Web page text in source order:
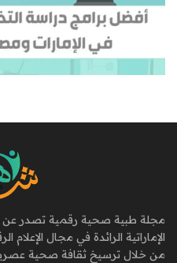
الإماراتية الرائدة في مجال
من خلال ترسيخ ثقافة صحية